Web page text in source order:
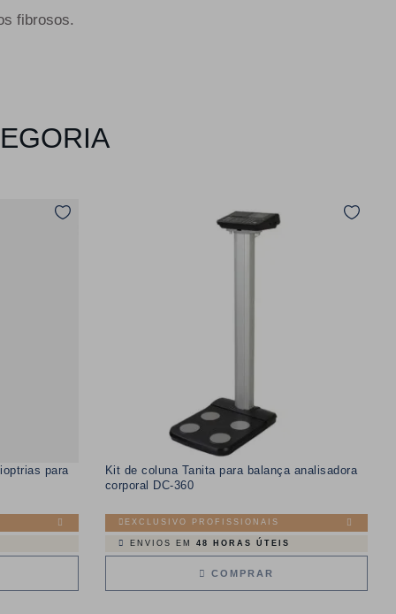
fibrosos.
para
Kit de coluna Tanita para balança analisadora
corporal DC-360
EXCLUSIVO PROFISSIONAIS
ENVIOS EM 48 HORAS ÚTEIS
COMPRAR